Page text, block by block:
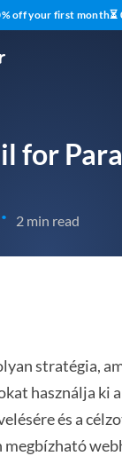
off your first month⏳
for
• 2 min read
stratégia,
használja ki
és a
megbízható